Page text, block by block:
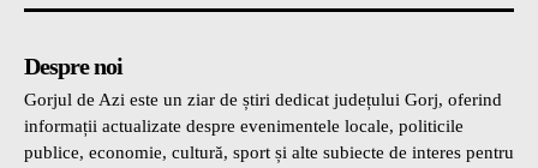
Despre noi
Gorjul de Azi este un ziar de știri dedicat județului Gorj, oferind
informații actualizate despre evenimentele locale, politicile
publice, economie, cultură, sport și alte subiecte de interes pentru